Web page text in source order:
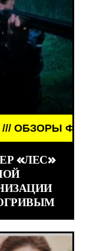
ФИЛЬМОВ
«ЛЕС»